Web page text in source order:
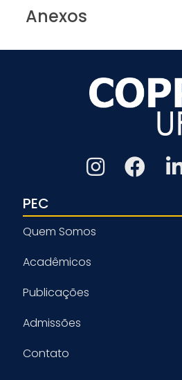
Anexos
PEC
Quem Somos
Acadêmicos
Publicações
Admissões
Contato